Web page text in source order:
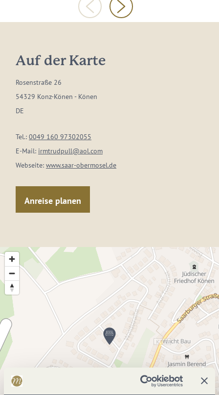
Auf der Karte
Rosenstraße 26
54329 Konz-Könen - Könen
DE
Tel.: 0049 160 97302055
E-Mail: irmtrudpull@aol.com
Webseite: www.saar-obermosel.de
Anreise planen